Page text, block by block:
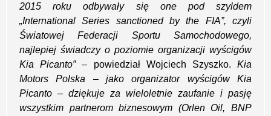
2015 roku odbywały się one pod szyldem
„International Series sanctioned by the FIA”, czyli
Światowej Federacji Sportu Samochodowego,
najlepiej świadczy o poziomie organizacji wyścigów
Kia Picanto”– powiedział Wojciech Szyszko.Kia
Motors Polska – jako organizator wyścigów Kia
Picanto – dziękuje za wieloletnie zaufanie i pasję
wszystkim partnerom biznesowym (Orlen Oil, BNP